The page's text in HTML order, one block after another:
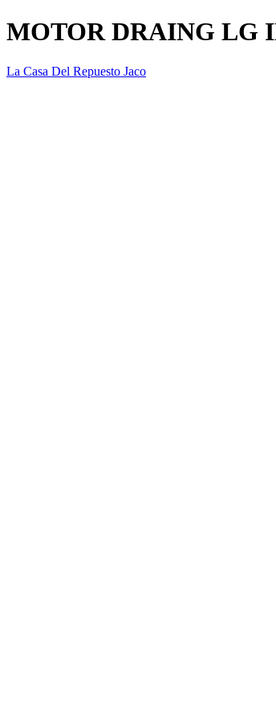
MOTOR DRAING LG
La Casa Del Repuesto Jaco